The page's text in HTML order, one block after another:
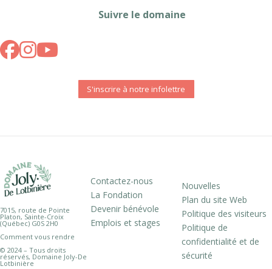
Suivre le domaine
S'inscrire à notre infolettre
7015, route de Pointe
Platon, Sainte-Croix
(Québec) G0S 2H0
Comment vous rendre
© 2024 – Tous droits
réservés, Domaine Joly-De
Lotbinière
Contactez-nous
La Fondation
Devenir bénévole
Emplois et stages
Nouvelles
Plan du site Web
Politique des visiteurs
Politique de
confidentialité et de
sécurité